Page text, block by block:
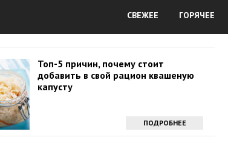
СВЕЖЕЕ ГОРЯЧЕЕ
Топ-5 причин, почему стоит
добавить в свой рацион квашеную
капусту
ПОДРОБНЕЕ